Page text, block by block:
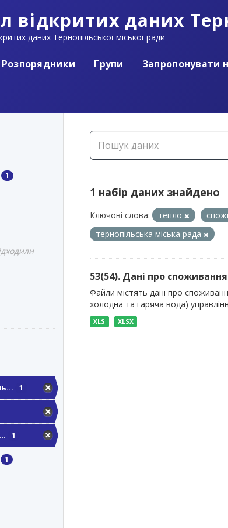
відкритих даних
даних Тернопільської міської ради
Розпорядники Групи Запропонувати
1
1
1
1
1 набір даних знайдено
Ключові слова: тепло
тернопільська міська рада
53(54). Дані про
Файли містять дані про
холодна та гаряча вода)
XLS XLSX